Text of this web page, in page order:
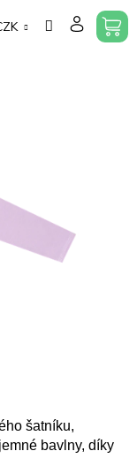
šatníku,
bavlny, díky